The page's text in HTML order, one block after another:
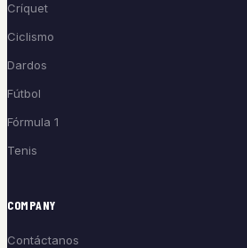
Críquet
Ciclismo
Dardos
Fútbol
Fórmula 1
Tenis
COMPANY
Contáctanos